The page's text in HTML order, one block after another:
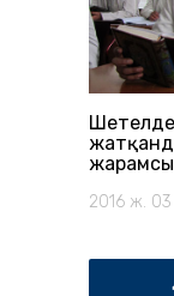
2016 ж. 03